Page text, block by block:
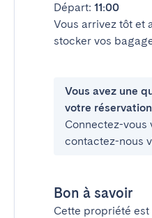
Départ: 11:00
Vous arrivez tôt et
stocker vos
Vous avez une
votre réservation
Connectez-vous
contactez-nous
Bon à savoir
Cette propriété